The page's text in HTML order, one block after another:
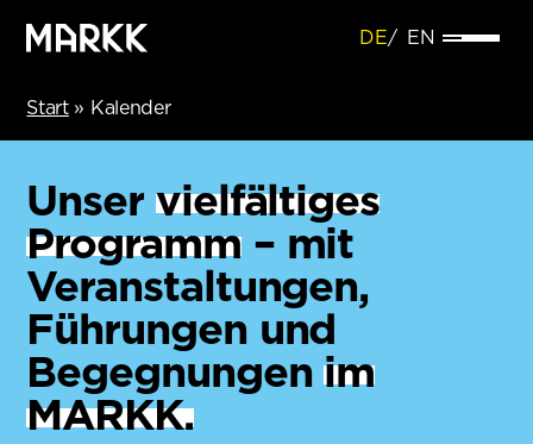
DE EN
Start» Kalender
Unser vielfältiges
Programm– mit
Veranstaltungen,
Führungen und
Begegnungenim
MARKK.